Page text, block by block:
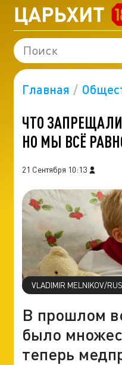
Главная
ЧТО
НО МЫ ВСЁ
21 Сентября 10:13
VLADIMIR MELNIKOV/
В прошлом
было
теперь